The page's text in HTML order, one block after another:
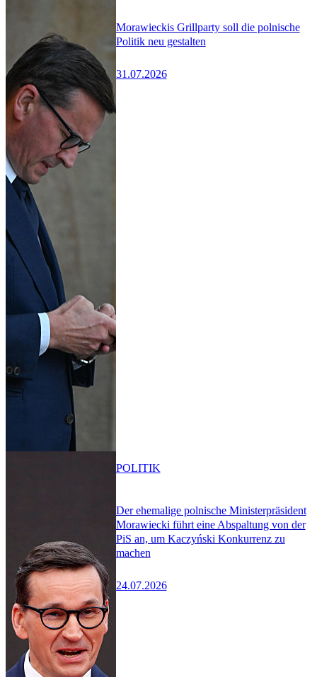
Morawieckis Grillparty soll die polnische
Politik neu gestalten
31.07.2026
Der ehemalige polnische Ministerpräsident
Morawiecki führt eine Abspaltung von der
PiS an, um Kaczyński Konkurrenz zu
machen
24.07.2026
POLITIK